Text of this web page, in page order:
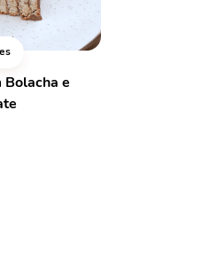
Bolacha e